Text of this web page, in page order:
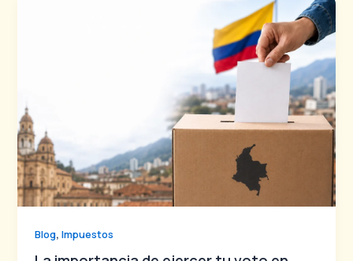
Blog,Impuestos